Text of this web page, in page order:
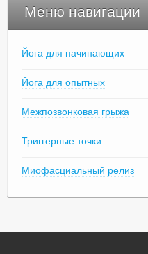
Меню навигации
Йога для начинающих
Йога для опытных
Межпозвонковая грыжа
Триггерные точки
Миофасциальный релиз